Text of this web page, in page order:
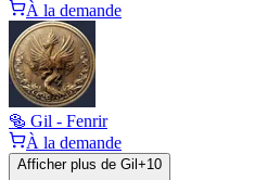
À la demande
🥯 Gil - Fenrir
À la demande
Afficher plus de Gil +10